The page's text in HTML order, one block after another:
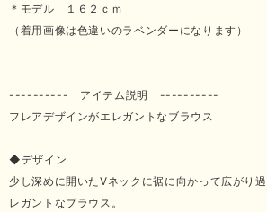
＊モデル １６２ｃｍ
（着用画像は色違いのラベンダーになります）
---------- アイテム説明 ----------
フレアデザインがエレガントなブラウス
◆デザイン
少し深めに開いたVネックに裾に向かって広がり
レガントなブラウス。